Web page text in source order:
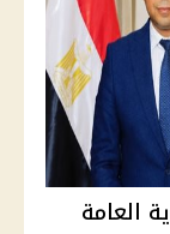
بالثانوية العامة